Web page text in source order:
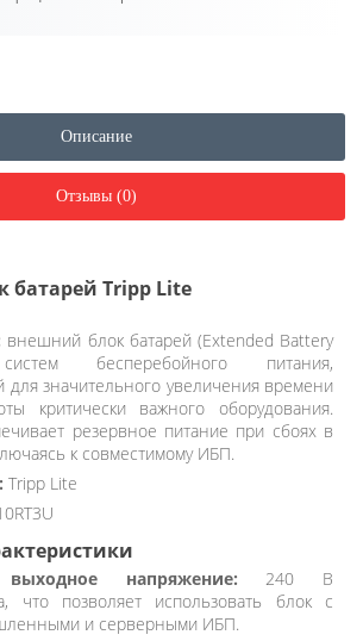
Описание
Отзывы (0)
батарей Tripp Lite
внешний блок батарей (Extended Battery
бесперебойного питания,
для значительного увеличения времени
критически важного оборудования.
резервное питание при сбоях в
к совместимому ИБП.
Tripp Lite
напряжение: 240 В
что позволяет использовать блок с
и серверными ИБП.